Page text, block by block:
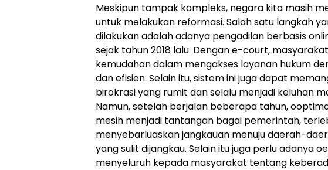
Meskipun tampak kompleks, negara kita masih
untuk melakukan reformasi. Salah satu langkah
dilakukan adalah adanya pengadilan berbasis
sejak tahun 2018 lalu. Dengan e-court,
kemudahan dalam mengakses layanan hukum
dan efisien. Selain itu, sistem ini juga dapat
birokrasi yang rumit dan selalu menjadi keluhan
Namun, setelah berjalan beberapa tahun,
mesih menjadi tantangan bagai pemerintah,
menyebarluaskan jangkauan menuju daerah-
yang sulit dijangkau. Selain itu juga perlu adanya
menyeluruh kepada masyarakat tentang